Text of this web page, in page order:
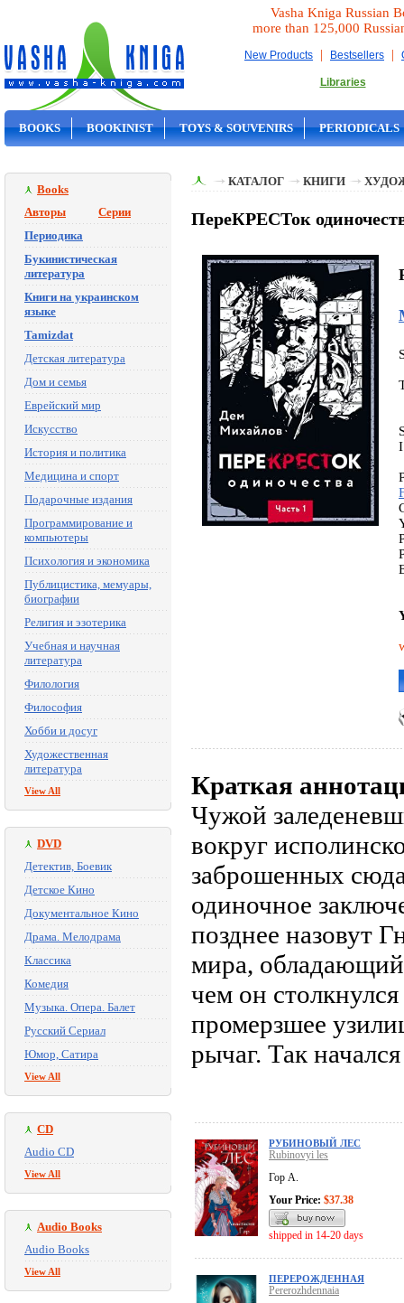
Vasha Kniga Russian
more than 125,000
New Products | Bestsellers |
Libraries
BOOKS BOOKINIST TOYS & SOUVENIRS PERIODICALS
Books
Авторы
Серии
Периодика
Букинистическая
литература
Книги на украинском
языке
Tamizdat
Детская литература
Дом и семья
Еврейский мир
Искусство
История и политика
Медицина и спорт
Подарочные издания
Программирование и
компьютеры
Психология и экономика
Публицистика, мемуары,
биографии
Религия и эзотерика
Учебная и научная
литература
Филология
Философия
Хобби и досуг
Художественная
литература
View All
DVD
Детектив, Боевик
Детское Кино
Документальное Кино
Драма. Мелодрама
Классика
Комедия
Музыка. Опера. Балет
Русский Сериал
Юмор, Сатира
View All
CD
Audio CD
View All
Audio Books
Audio Books
View All
КАТАЛОГ КНИГИ
ПереКРЕСТок
Краткая
Чужой
вокруг
заброшенных
одиночное
позднее назовут
мира,
чем он
промерзшее
рычаг. Так
РУБИНОВЫЙ ЛЕС
Rubinovyi les
Гор А.
Your Price: $37.38
shipped in 14-20 days
ПЕРЕРОЖДЕННАЯ
Pererozhdennaia